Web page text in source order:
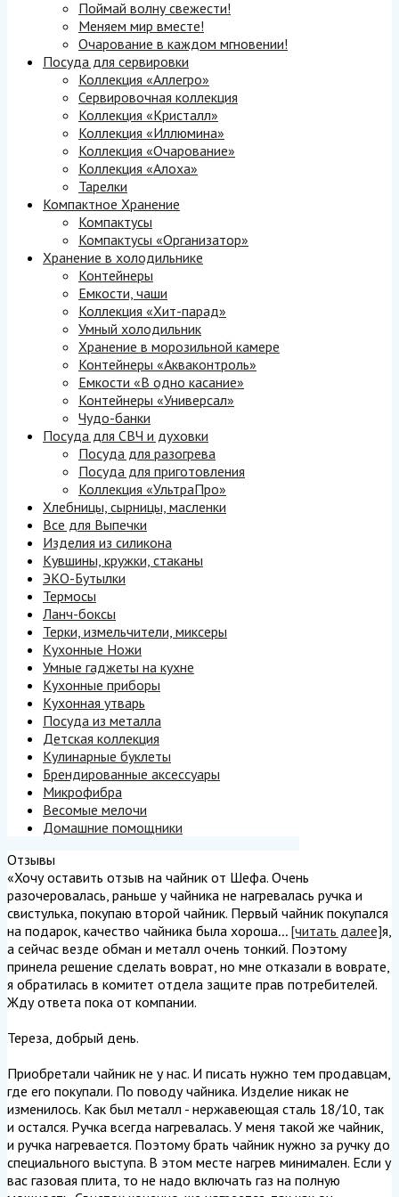
Поймай волну свежести!
Меняем мир вместе!
Очарование в каждом мгновении!
Посуда для сервировки
Коллекция «Аллегро»
Сервировочная коллекция
Коллекция «Кристалл»
Коллекция «Иллюмина»
Коллекция «Очарование»
Коллекция «Алоха»
Тарелки
Компактное Хранение
Компактусы
Компактусы «Организатор»
Хранение в холодильнике
Контейнеры
Емкости, чаши
Коллекция «Хит-парад»
Умный холодильник
Хранение в морозильной камере
Контейнеры «Акваконтроль»
Емкости «В одно касание»
Контейнеры «Универсал»
Чудо-банки
Посуда для СВЧ и духовки
Посуда для разогрева
Посуда для приготовления
Коллекция «УльтраПро»
Хлебницы, сырницы, масленки
Все для Выпечки
Изделия из силикона
Кувшины, кружки, стаканы
ЭКО-Бутылки
Термосы
Ланч-боксы
Терки, измельчители, миксеры
Кухонные Ножи
Умные гаджеты на кухне
Кухонные приборы
Кухонная утварь
Посуда из металла
Детская коллекция
Кулинарные буклеты
Брендированные аксессуары
Микрофибра
Весомые мелочи
Домашние помощники
Отзывы
«Хочу оставить отзыв на чайник от Шефа. Очень
разочеровалась, раньше у чайника не нагревалась ручка и
свистулька, покупаю второй чайник. Первый чайник покупался
на подарок, качество чайника была хороша... [читать далее]я,
а сейчас везде обман и металл очень тонкий. Поэтому
принела решение сделать воврат, но мне отказали в воврате,
я обратилась в комитет отдела защите прав потребителей.
Жду ответа пока от компании.
Тереза, добрый день.
Приобретали чайник не у нас. И писать нужно тем продавцам,
где его покупали. По поводу чайника. Изделие никак не
изменилось. Как был металл - нержавеющая сталь 18/10, так
и остался. Ручка всегда нагревалась. У меня такой же чайник,
и ручка нагревается. Поэтому брать чайник нужно за ручку до
специального выступа. В этом месте нагрев минимален. Если у
вас газовая плита, то не надо включать газ на полную